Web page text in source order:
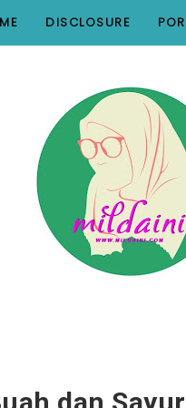
DISCLOSURE